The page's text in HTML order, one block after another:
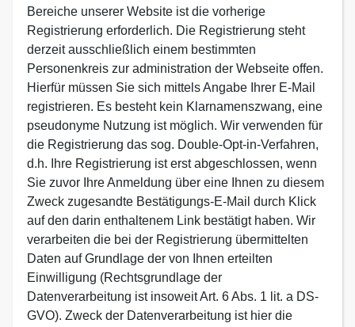
Bereiche unserer Website ist die vorherige
Registrierung erforderlich. Die Registrierung steht
derzeit ausschließlich einem bestimmten
Personenkreis zur administration der Webseite offen.
Hierfür müssen Sie sich mittels Angabe Ihrer E-Mail
registrieren. Es besteht kein Klarnamenszwang, eine
pseudonyme Nutzung ist möglich. Wir verwenden für
die Registrierung das sog. Double-Opt-in-Verfahren,
d.h. Ihre Registrierung ist erst abgeschlossen, wenn
Sie zuvor Ihre Anmeldung über eine Ihnen zu diesem
Zweck zugesandte Bestätigungs-E-Mail durch Klick
auf den darin enthaltenem Link bestätigt haben. Wir
verarbeiten die bei der Registrierung übermittelten
Daten auf Grundlage der von Ihnen erteilten
Einwilligung (Rechtsgrundlage der
Datenverarbeitung ist insoweit Art. 6 Abs. 1 lit. a DS-
GVO). Zweck der Datenverarbeitung ist hier die